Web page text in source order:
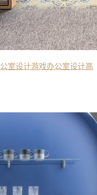
室设计游戏办公室设计高